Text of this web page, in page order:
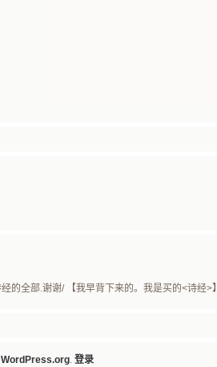
的全部.谢谢/ 【我早背下来的。我是买的<诗经>】
WordPress.org. 登录